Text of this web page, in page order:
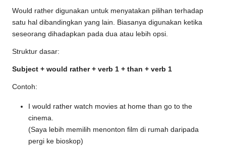
Would rather digunakan untuk menyatakan pilihan terhadap
satu hal dibandingkan yang lain. Biasanya digunakan ketika
seseorang dihadapkan pada dua atau lebih opsi.
Struktur dasar:
Subject + would rather + verb 1 + than + verb 1
Contoh:
I would rather watch movies at home than go to the
cinema.
(Saya lebih memilih menonton film di rumah daripada
pergi ke bioskop)